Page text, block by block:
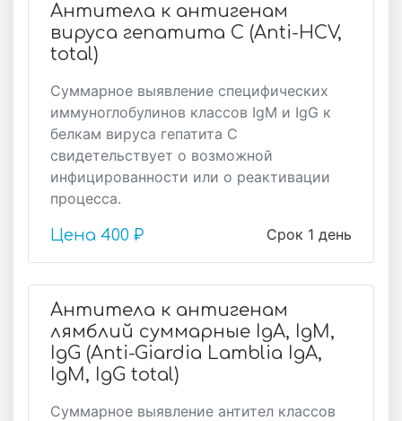
Антитела к антигенам
вируса гепатита C (Anti-HCV,
total)
Суммарное выявление специфических
иммуноглобулинов классов IgM и IgG к
белкам вируса гепатита С
свидетельствует о возможной
инфицированности или о реактивации
процесса.
Срок 1 день
Цена 400 ₽
Антитела к антигенам
лямблий суммарные IgA, IgM,
IgG (Anti-Giardia Lamblia IgA,
IgM, IgG total)
Суммарное выявление антител классов